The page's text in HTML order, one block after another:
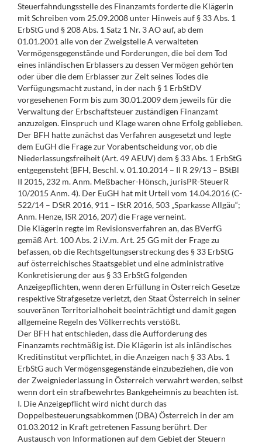
Steuerfahndungsstelle des Finanzamts forderte die Klägerin
mit Schreiben vom 25.09.2008 unter Hinweis auf § 33 Abs. 1
ErbStG und § 208 Abs. 1 Satz 1 Nr. 3 AO auf, ab dem
01.01.2001 alle von der Zweigstelle A verwalteten
Vermögensgegenstände und Forderungen, die bei dem Tod
eines inländischen Erblassers zu dessen Vermögen gehörten
oder über die dem Erblasser zur Zeit seines Todes die
Verfügungsmacht zustand, in der nach § 1 ErbStDV
vorgesehenen Form bis zum 30.01.2009 dem jeweils für die
Verwaltung der Erbschaftsteuer zuständigen Finanzamt
anzuzeigen. Einspruch und Klage waren ohne Erfolg geblieben.
Der BFH hatte zunächst das Verfahren ausgesetzt und legte
dem EuGH die Frage zur Vorabentscheidung vor, ob die
Niederlassungsfreiheit (Art. 49 AEUV) dem § 33 Abs. 1 ErbStG
entgegensteht (BFH, Beschl. v. 01.10.2014 – II R 29/13 – BStBl
II 2015, 232 m. Anm. Meßbacher-Hönsch, jurisPR-SteuerR
10/2015 Anm. 4). Der EuGH hat mit Urteil vom 14.04.2016 (C-
522/14 – DStR 2016, 911 – IStR 2016, 503 „Sparkasse Allgäu“;
Anm. Henze, ISR 2016, 207) die Frage verneint.
Die Klägerin regte im Revisionsverfahren an, das BVerfG
gemäß Art. 100 Abs. 2 i.V.m. Art. 25 GG mit der Frage zu
befassen, ob die Rechtsgeltungserstreckung des § 33 ErbStG
auf österreichisches Staatsgebiet und eine administrative
Konkretisierung der aus § 33 ErbStG folgenden
Anzeigepflichten, wenn deren Erfüllung in Österreich Gesetze
respektive Strafgesetze verletzt, den Staat Österreich in seiner
souveränen Territorialhoheit beeinträchtigt und damit gegen
allgemeine Regeln des Völkerrechts verstößt.
Der BFH hat entschieden, dass die Aufforderung des
Finanzamts rechtmäßig ist. Die Klägerin ist als inländisches
Kreditinstitut verpflichtet, in die Anzeigen nach § 33 Abs. 1
ErbStG auch Vermögensgegenstände einzubeziehen, die von
der Zweigniederlassung in Österreich verwahrt werden, selbst
wenn dort ein strafbewehrtes Bankgeheimnis zu beachten ist.
I. Die Anzeigepflicht wird nicht durch das
Doppelbesteuerungsabkommen (DBA) Österreich in der am
01.03.2012 in Kraft getretenen Fassung berührt. Der
Austausch von Informationen auf dem Gebiet der Steuern